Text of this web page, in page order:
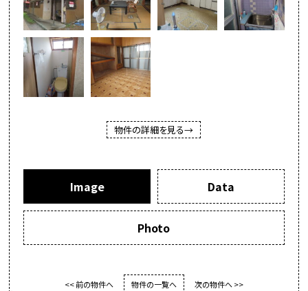
物件の詳細を見る→
Image Data
Photo
<< 前の物件へ 物件の一覧へ 次の物件へ >>